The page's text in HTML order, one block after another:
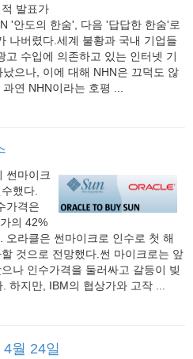
발표가
'안도의 한숨', 다음 '답답한 한숨'로
나버렸다.세계 불황과 국내 기업들
고 수입에 의존하고 있는 인터넷 기
으나, 이에 대해 NHN은 끄덕도 않
연 NHN이라는 호평 ...
썬마이크
했다.
가격은
의 42%
오라클은 썬마이크로 인수로 첫 해
것으로 전망했다.썬 마이크로는 앞
나 인수가격을 둘러싸고 갈등이 빚
하지만, IBM의 협상가와 고작 ...
월 24일